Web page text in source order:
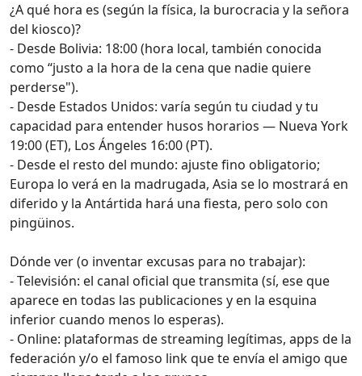
¿A qué hora es (según la física, la burocracia y la señora
del kiosco)?
- Desde Bolivia: 18:00 (hora local, también conocida
como “justo a la hora de la cena que nadie quiere
perderse").
- Desde Estados Unidos: varía según tu ciudad y tu
capacidad para entender husos horarios — Nueva York
19:00 (ET), Los Ángeles 16:00 (PT).
- Desde el resto del mundo: ajuste fino obligatorio;
Europa lo verá en la madrugada, Asia se lo mostrará en
diferido y la Antártida hará una fiesta, pero solo con
pingüinos.
Dónde ver (o inventar excusas para no trabajar):
- Televisión: el canal oficial que transmita (sí, ese que
aparece en todas las publicaciones y en la esquina
inferior cuando menos lo esperas).
- Online: plataformas de streaming legítimas, apps de la
federación y/o el famoso link que te envía el amigo que